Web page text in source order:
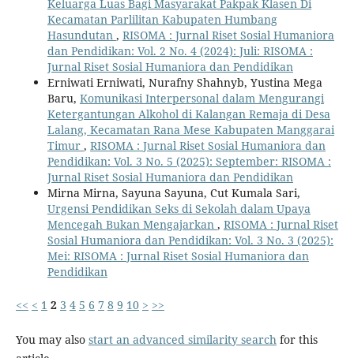
Keluarga Luas Bagi Masyarakat Pakpak Klasen Di
Kecamatan Parlilitan Kabupaten Humbang
Hasundutan , RISOMA : Jurnal Riset Sosial Humaniora
dan Pendidikan: Vol. 2 No. 4 (2024): Juli: RISOMA :
Jurnal Riset Sosial Humaniora dan Pendidikan
Erniwati Erniwati, Nurafny Shahnyb, Yustina Mega
Baru, Komunikasi Interpersonal dalam Mengurangi
Ketergantungan Alkohol di Kalangan Remaja di Desa
Lalang, Kecamatan Rana Mese Kabupaten Manggarai
Timur , RISOMA : Jurnal Riset Sosial Humaniora dan
Pendidikan: Vol. 3 No. 5 (2025): September: RISOMA :
Jurnal Riset Sosial Humaniora dan Pendidikan
Mirna Mirna, Sayuna Sayuna, Cut Kumala Sari,
Urgensi Pendidikan Seks di Sekolah dalam Upaya
Mencegah Bukan Mengajarkan , RISOMA : Jurnal Riset
Sosial Humaniora dan Pendidikan: Vol. 3 No. 3 (2025):
Mei: RISOMA : Jurnal Riset Sosial Humaniora dan
Pendidikan
<< < 1 2 3 4 5 6 7 8 9 10 > >>
You may also start an advanced similarity search for this